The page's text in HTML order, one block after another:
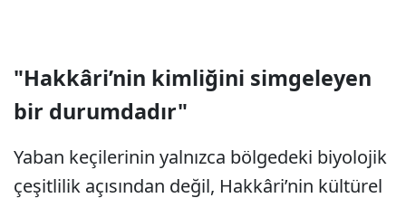
"Hakkâri’nin kimliğini simgeleyen
bir durumdadır"
Yaban keçilerinin yalnızca bölgedeki biyolojik
çeşitlilik açısından değil, Hakkâri’nin kültürel